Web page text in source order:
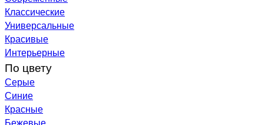
Классические
Универсальные
Красивые
Интерьерные
По цвету
Серые
Синие
Красные